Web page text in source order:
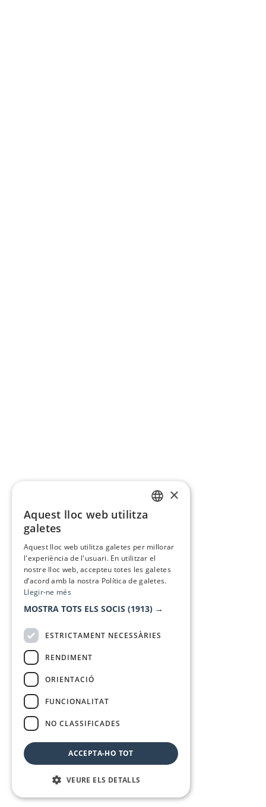
×
Aquest lloc web utilitza
galetes
Aquest lloc web utilitza galetes per millorar
l'experiència de l'usuari. En utilitzar el
nostre lloc web, accepteu totes les galetes
d’acord amb la nostra Política de galetes.
Llegir-ne més
MOSTRA TOTS ELS SOCIS (1913) →
ESTRICTAMENT NECESSÀRIES
RENDIMENT
ORIENTACIÓ
FUNCIONALITAT
NO CLASSIFICADES
ACCEPTA-HO TOT
VEURE ELS DETALLS